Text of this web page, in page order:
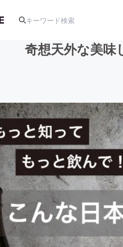
アート・写真
テクノロジー・ガジェット
映像・映画
ビジネス・起業
奇想天外な美味